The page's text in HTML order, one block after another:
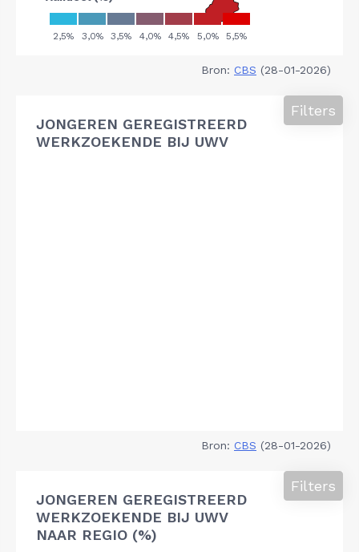
Bron: CBS (28-01-2026)
JONGEREN GEREGISTREERD
WERKZOEKENDE BIJ UWV
Filters
Bron: CBS (28-01-2026)
JONGEREN GEREGISTREERD
WERKZOEKENDE BIJ UWV
NAAR REGIO (%)
Filters